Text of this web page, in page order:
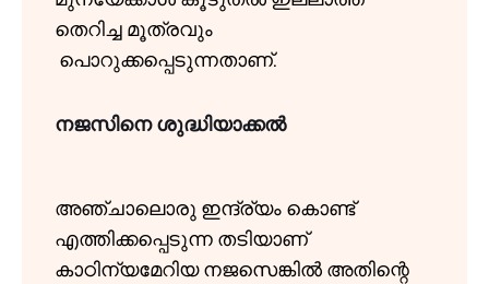
തെറിച്ച മൂത്രവും
പൊറുക്കപ്പെടുന്നതാണ്.
നജസിനെ ശുദ്ധിയാക്കൽ
അഞ്ചാലൊരു ഇന്ദ്ര്യം കൊണ്ട്
എത്തിക്കപ്പെടുന്ന തടിയാണ്
കാഠിന്യമേറിയ നജസെങ്കിൽ അതിന്റെ